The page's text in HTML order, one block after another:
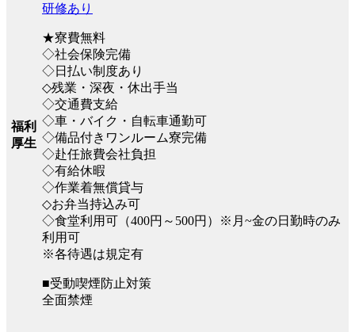
福利
厚生
研修あり
★寮費無料
◇社会保険完備
◇日払い制度あり
◇残業・深夜・休出手当
◇交通費支給
◇車・バイク・自転車通勤可
◇備品付きワンルーム寮完備
◇赴任旅費会社負担
◇有給休暇
◇作業着無償貸与
◇お弁当持込み可
◇食堂利用可（400円～500円）※月~金の日勤時のみ
利用可
※各待遇は規定有
■受動喫煙防止対策
全面禁煙